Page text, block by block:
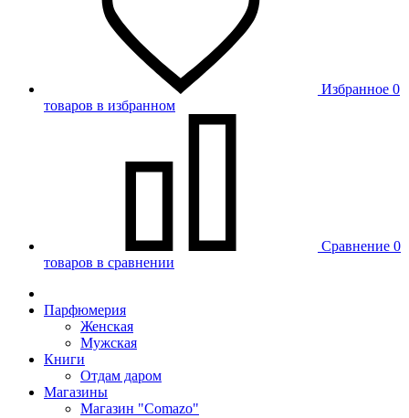
Избранное 0
товаров в избранном
Сравнение 0
товаров в сравнении
Парфюмерия
Женская
Мужская
Книги
Отдам даром
Магазины
Магазин "Comazo"